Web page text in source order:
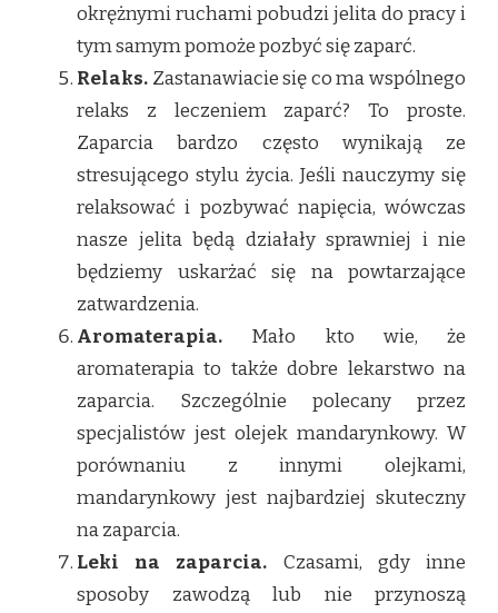
okrężnymi ruchami pobudzi jelita do pracy i
tym samym pomoże pozbyć się zaparć.
Relaks. Zastanawiacie się co ma wspólnego
relaks z leczeniem zaparć? To proste.
Zaparcia bardzo często wynikają ze
stresującego stylu życia. Jeśli nauczymy się
relaksować i pozbywać napięcia, wówczas
nasze jelita będą działały sprawniej i nie
będziemy uskarżać się na powtarzające
zatwardzenia.
Aromaterapia. Mało kto wie, że
aromaterapia to także dobre lekarstwo na
zaparcia. Szczególnie polecany przez
specjalistów jest olejek mandarynkowy. W
porównaniu z innymi olejkami,
mandarynkowy jest najbardziej skuteczny
na zaparcia.
Leki na zaparcia. Czasami, gdy inne
sposoby zawodzą lub nie przynoszą